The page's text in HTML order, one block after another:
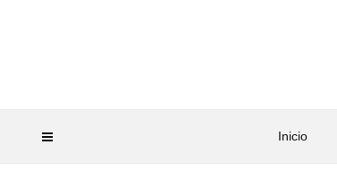
Inicio